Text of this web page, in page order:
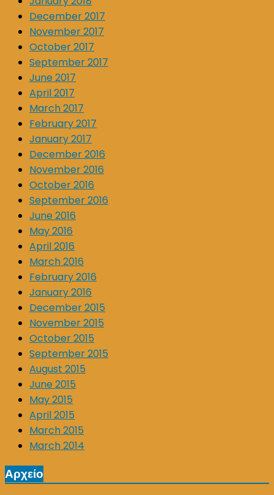
December 2017
November 2017
October 2017
September 2017
June 2017
April 2017
March 2017
February 2017
January 2017
December 2016
November 2016
October 2016
September 2016
June 2016
May 2016
April 2016
March 2016
February 2016
January 2016
December 2015
November 2015
October 2015
September 2015
August 2015
June 2015
May 2015
April 2015
March 2015
March 2014
Αρχείο